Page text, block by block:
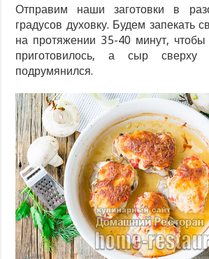
Отправим наши заготовки в
градусов духовку. Будем запекать
на протяжении 35-40 минут,
приготовилось, а сыр сверху
подрумянился.